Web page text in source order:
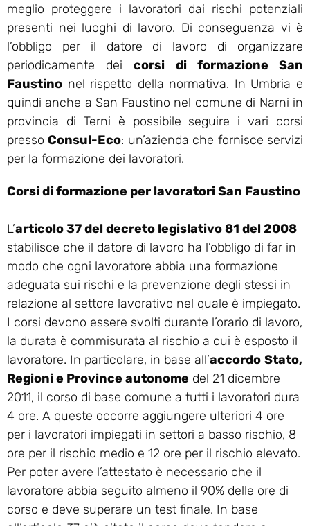
meglio proteggere i lavoratori dai rischi potenziali
presenti nei luoghi di lavoro. Di conseguenza vi è
l’obbligo per il datore di lavoro di organizzare
periodicamente deicorsi di formazione San
Faustino nel rispetto della normativa. In Umbria e
quindi anche a San Faustino nel comune di Narni in
provincia di Terni è possibile seguire i vari corsi
pressoConsul-Eco: un’azienda che fornisce servizi
per la formazione dei lavoratori.
Corsi di formazione per lavoratori San Faustino
L’articolo 37 del decreto legislativo 81 del 2008
stabilisce che il datore di lavoro ha l’obbligo di far in
modo che ogni lavoratore abbia una formazione
adeguata sui rischi e la prevenzione degli stessi in
relazione al settore lavorativo nel quale è impiegato.
I corsi devono essere svolti durante l’orario di lavoro,
la durata è commisurata al rischio a cui è esposto il
lavoratore. In particolare, in base all’accordo Stato,
Regioni e Province autonome del 21 dicembre
2011, il corso di base comune a tutti i lavoratori dura
4 ore. A queste occorre aggiungere ulteriori 4 ore
per i lavoratori impiegati in settori a basso rischio, 8
ore per il rischio medio e 12 ore per il rischio elevato.
Per poter avere l’attestato è necessario che il
lavoratore abbia seguito almeno il 90% delle ore di
corso e deve superare un test finale. In base